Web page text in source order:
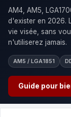
AM4, AM5,
d'exister en 2026.
vie visée, sans
n'utiliserez jamais.
AM5 / LGA1851
Guide pour